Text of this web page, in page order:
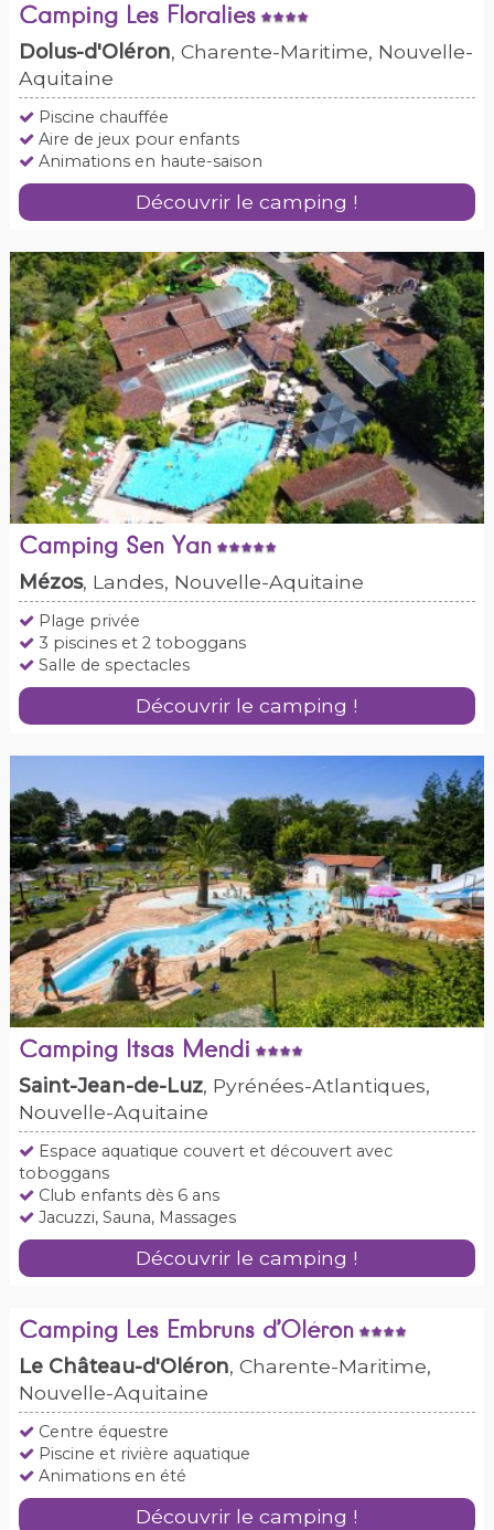
Camping Les Floralies
Dolus-d'Oléron, Charente-Maritime, Nouvelle-
Aquitaine
Piscine chauffée
Aire de jeux pour enfants
Animations en haute-saison
Découvrir le camping !
Camping Sen Yan
Mézos, Landes, Nouvelle-Aquitaine
Plage privée
3 piscines et 2 toboggans
Salle de spectacles
Découvrir le camping !
Camping Itsas Mendi
Saint-Jean-de-Luz, Pyrénées-Atlantiques,
Nouvelle-Aquitaine
Espace aquatique couvert et découvert avec
toboggans
Club enfants dès 6 ans
Jacuzzi, Sauna, Massages
Découvrir le camping !
Camping Les Embruns d’Oléron
Le Château-d'Oléron, Charente-Maritime,
Nouvelle-Aquitaine
Centre équestre
Piscine et rivière aquatique
Animations en été
Découvrir le camping !